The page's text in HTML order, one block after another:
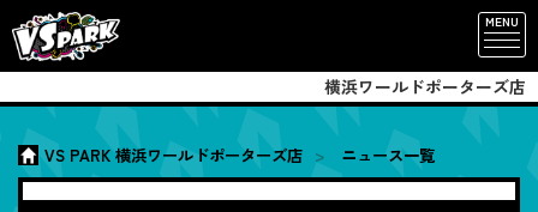
MENU
横浜ワールドポーターズ店
VS PARK 横浜ワールドポーターズ店 ニュース一覧